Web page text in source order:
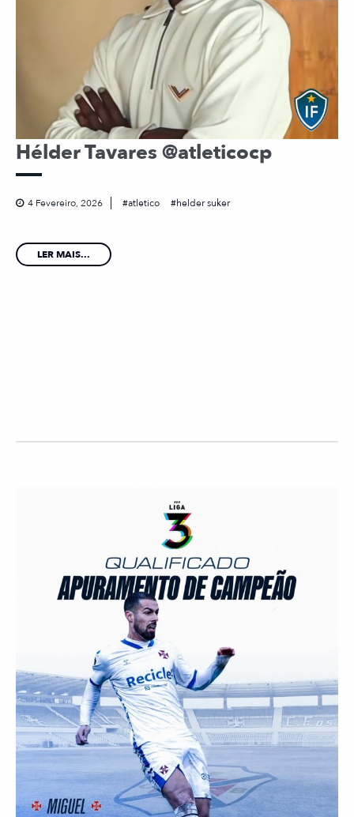
Hélder Tavares @atleticocp
4 Fevereiro, 2026 atletico helder suker
LER MAIS...